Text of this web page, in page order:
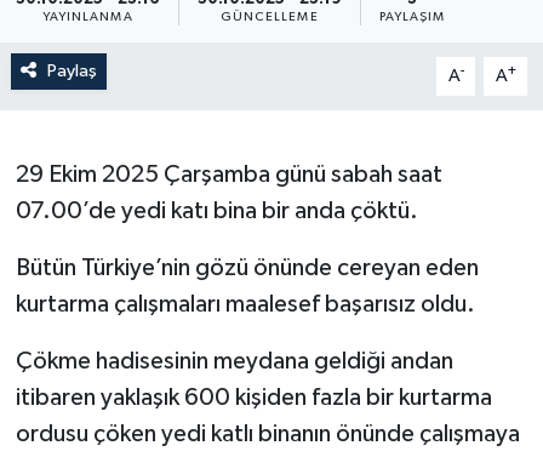
YAYINLANMA GÜNCELLEME PAYLAŞIM
Paylaş A- A+
29 Ekim 2025 Çarşamba günü sabah saat
07.00’de yedi katı bina bir anda çöktü.
Bütün Türkiye’nin gözü önünde cereyan eden
kurtarma çalışmaları maalesef başarısız oldu.
Çökme hadisesinin meydana geldiği andan
itibaren yaklaşık 600 kişiden fazla bir kurtarma
ordusu çöken yedi katlı binanın önünde çalışmaya